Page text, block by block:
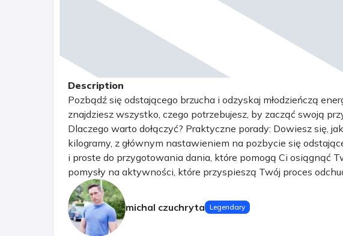
Description
Pozbądź się odstającego brzucha i odzyskaj młodzieńczą
znajdziesz wszystko, czego potrzebujesz, by zacząć swoją
Dlaczego warto dołączyć? Praktyczne porady: Dowiesz się,
kilogramy, z głównym nastawieniem na pozbycie się
i proste do przygotowania dania, które pomogą Ci osiągnąć
pomysły na aktywności, które przyspieszą Twój proces
Razem jest łatwiej! Znajdziesz tu osoby o podobnych celach
naszej grupie znajdziesz inspirację, praktyczne wskazówki i
swoją transformację. Nie odkładaj tego na bardziej
zdrowie jest zawsze dzisiaj! Zapraszam.
michal czuchryta Legendary